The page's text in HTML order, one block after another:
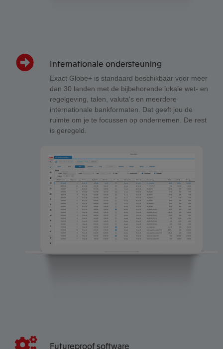
Internationale ondersteuning
Exact Globe+ is standaard beschikbaar voor meer
dan 30 landen met de bijbehorende lokale wet- en
regelgeving, talen, valuta's en meerdere
internationale bankformaten. Dat geeft jou de
ruimte om je te focussen op ondernemen. De rest
is geregeld.
Futureproof software